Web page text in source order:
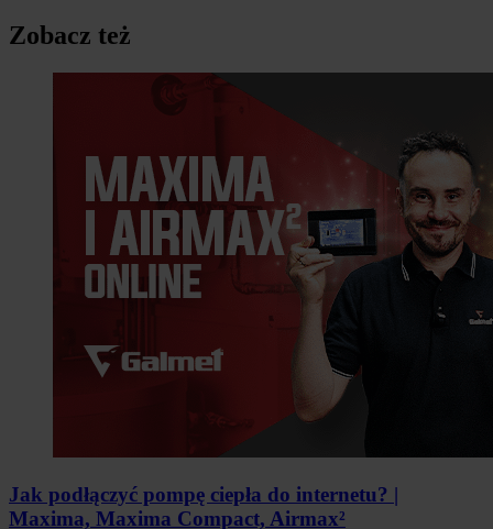
Zobacz też
Jak podłączyć pompę ciepła do internetu? |
Maxima, Maxima Compact, Airmax²